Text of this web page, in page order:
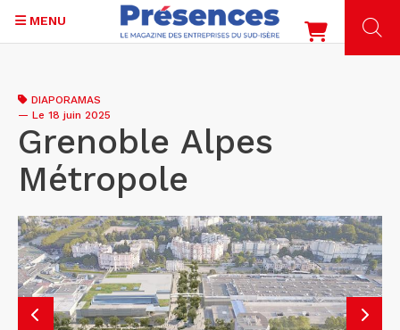
contenu
principal
MENU
DIAPORAMAS
— Le 18 juin 2025
Grenoble Alpes
Métropole